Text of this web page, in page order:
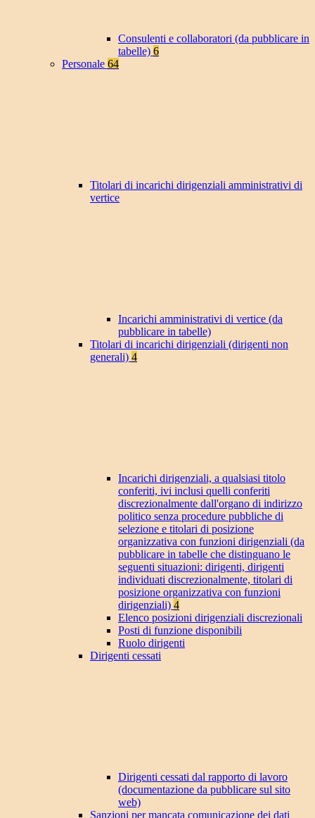
Consulenti e collaboratori (da pubblicare in
tabelle) 6
Personale 64
Titolari di incarichi dirigenziali amministrativi di
vertice
Incarichi amministrativi di vertice (da
pubblicare in tabelle)
Titolari di incarichi dirigenziali (dirigenti non
generali) 4
Incarichi dirigenziali, a qualsiasi titolo
conferiti, ivi inclusi quelli conferiti
discrezionalmente dall'organo di indirizzo
politico senza procedure pubbliche di
selezione e titolari di posizione
organizzativa con funzioni dirigenziali (da
pubblicare in tabelle che distinguano le
seguenti situazioni: dirigenti, dirigenti
individuati discrezionalmente, titolari di
posizione organizzativa con funzioni
dirigenziali) 4
Elenco posizioni dirigenziali discrezionali
Posti di funzione disponibili
Ruolo dirigenti
Dirigenti cessati
Dirigenti cessati dal rapporto di lavoro
(documentazione da pubblicare sul sito
web)
Sanzioni per mancata comunicazione dei dati